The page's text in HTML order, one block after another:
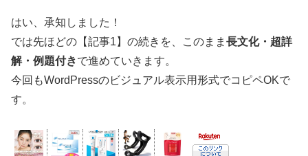
はい、承知しました！
では先ほどの【記事1】の続きを、このまま 長文化・超詳
解・例題付きで進めていきます。
今回もWordPressのビジュアル表示用形式でコピペOKで
す。